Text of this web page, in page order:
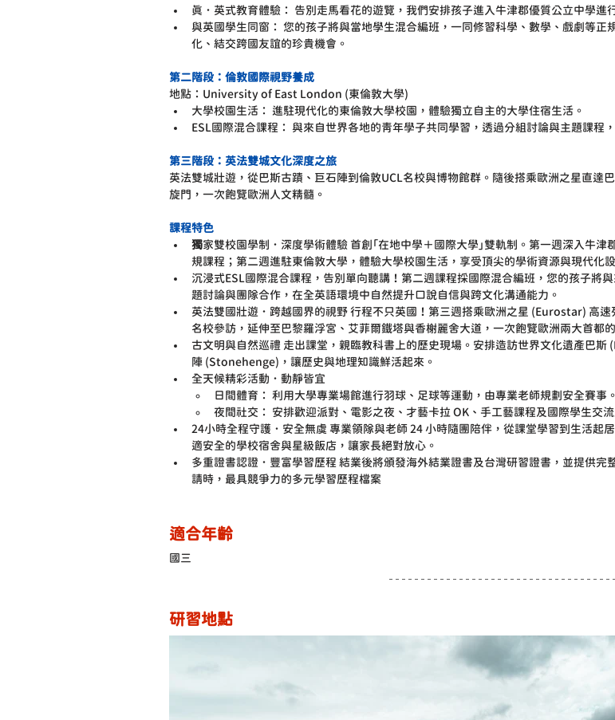
真．英式教育體驗： 告別走馬看花的遊覽，我們安排孩子進入牛津郡優質公立中學進
與英國學生同窗： 您的孩子將與當地學生混合編班，一同修習科學、數學、戲劇等
化、結交跨國友誼的珍貴機會。
第二階段：倫敦國際視野養成
地點：University of East London (東倫敦大學)
大學校園生活： 進駐現代化的東倫敦大學校園，體驗獨立自主的大學住宿生活。
ESL國際混合課程： 與來自世界各地的青年學子共同學習，透過分組討論與主題課程
第三階段：英法雙城文化深度之旅
英法雙城壯遊，從巴斯古蹟、巨石陣到倫敦UCL名校與博物館群。隨後搭乘歐洲之星直達
旋門，一次飽覽歐洲人文精髓。
課程特色
獨家雙校園學制．深度學術體驗 首創「在地中學＋國際大學」雙軌制。第一週深入牛
規課程；第二週進駐東倫敦大學，體驗大學校園生活，享受頂尖的學術資源與現代化設
沉浸式ESL國際混合課程，告別單向聽講！第二週課程採國際混合編班，您的孩子將
題討論與團隊合作，在全英語環境中自然提升口說自信與跨文化溝通能力。
英法雙國壯遊．跨越國界的視野 行程不只英國！第三週搭乘歐洲之星 (Eurostar) 高
名校參訪，延伸至巴黎羅浮宮、艾菲爾鐵塔與香榭麗舍大道，一次飽覽歐洲兩大首都
古文明與自然巡禮 走出課堂，親臨教科書上的歷史現場。安排造訪世界文化遺產巴斯
陣 (Stonehenge)，讓歷史與地理知識鮮活起來。
全天候精彩活動．動靜皆宜
日間體育： 利用大學專業場館進行羽球、足球等運動，由專業老師規劃安全賽事。
夜間社交： 安排歡迎派對、電影之夜、才藝卡拉 OK、手工藝課程及國際學生交
24小時全程守護．安全無虞 專業領隊與老師 24 小時隨團陪伴，從課堂學習到生活起
適安全的學校宿舍與星級飯店，讓家長絕對放心。
多重證書認證．豐富學習歷程 結業後將頒發海外結業證書及台灣研習證書，並提供
請時，最具競爭力的多元學習歷程檔案
適合年齡
國三
研習地點